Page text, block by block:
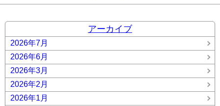
アーカイブ
2026年7月
2026年6月
2026年3月
2026年2月
2026年1月